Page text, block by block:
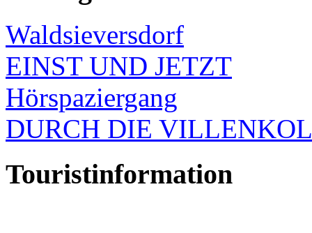
Waldsieversdorf
EINST UND JETZT
Hörspaziergang
DURCH DIE
Touristinformation